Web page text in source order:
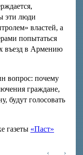
эти люди
властей, а
попытаться
въезд в Армению
вопрос: почему
граждане,
будут голосовать
газеты «Паст»
‹ ›